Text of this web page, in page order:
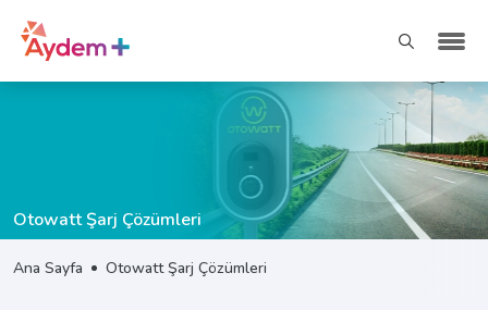
Otowatt Şarj Çözümleri
Ana Sayfa Otowatt Şarj Çözümleri